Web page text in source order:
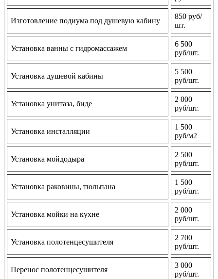
Изготовление подиума под душевую кабину
850 руб/
шт.
Установка ванны с гидромассажем
6 500
руб/шт.
Установка душевой кабины
5 500
руб/шт.
Установка унитаза, биде
2 000
руб/шт.
Установка инсталляции
1 500
руб/м2
Установка мойдодыра
2 500
руб/шт.
Установка раковины, тюльпана
1 500
руб/шт.
Установка мойки на кухне
2 000
руб/шт.
Установка полотенцесушителя
2 700
руб/шт.
Перенос полотенцесушителя
3 000
руб/шт.